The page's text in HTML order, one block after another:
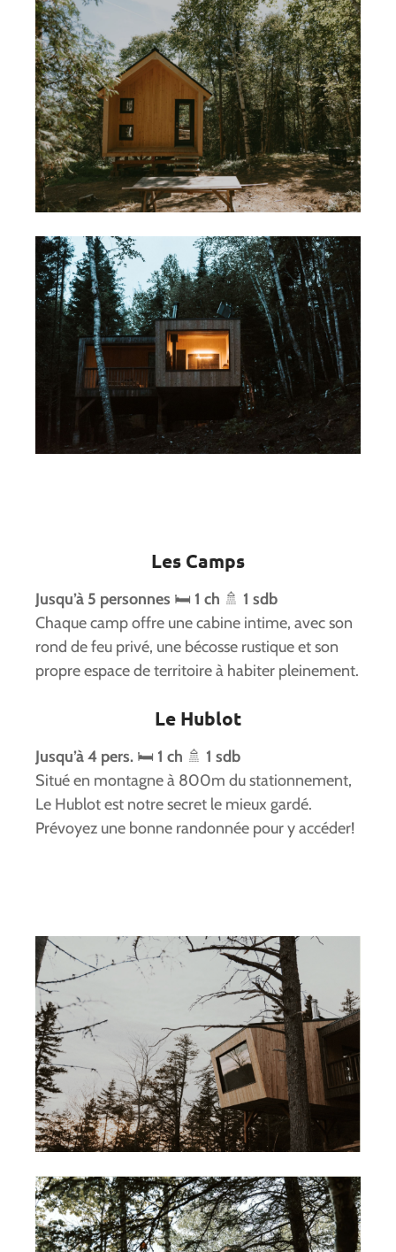
Les Camps
Jusqu’à 5 personnes 🛏️ 1 ch 🚿 1 sdb
Chaque camp offre une cabine intime, avec son
rond de feu privé, une bécosse rustique et son
propre espace de territoire à habiter pleinement.
Le Hublot
Jusqu’à 4 pers. 🛏️ 1 ch 🚿 1 sdb
Situé en montagne à 800m du stationnement,
Le Hublot est notre secret le mieux gardé.
Prévoyez une bonne randonnée pour y accéder!